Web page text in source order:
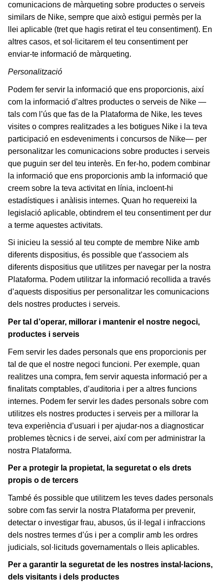
comunicacions de màrqueting sobre productes o serveis
similars de Nike, sempre que això estigui permès per la
llei aplicable (tret que hagis retirat el teu consentiment). En
altres casos, et sol·licitarem el teu consentiment per
enviar-te informació de màrqueting.
Personalització
Podem fer servir la informació que ens proporcionis, així
com la informació d’altres productes o serveis de Nike —
tals com l’ús que fas de la Plataforma de Nike, les teves
visites o compres realitzades a les botigues Nike i la teva
participació en esdeveniments i concursos de Nike— per
personalitzar les comunicacions sobre productes i serveis
que puguin ser del teu interès. En fer-ho, podem combinar
la informació que ens proporcionis amb la informació que
creem sobre la teva activitat en línia, incloent-hi
estadístiques i anàlisis internes. Quan ho requereixi la
legislació aplicable, obtindrem el teu consentiment per dur
a terme aquestes activitats.
Si inicieu la sessió al teu compte de membre Nike amb
diferents dispositius, és possible que t’associem als
diferents dispositius que utilitzes per navegar per la nostra
Plataforma. Podem utilitzar la informació recollida a través
d’aquests dispositius per personalitzar les comunicacions
dels nostres productes i serveis.
Per tal d’operar, millorar i mantenir el nostre negoci,
productes i serveis
Fem servir les dades personals que ens proporcionis per
tal de que el nostre negoci funcioni. Per exemple, quan
realitzes una compra, fem servir aquesta informació per a
finalitats comptables, d’auditoria i per a altres funcions
internes. Podem fer servir les dades personals sobre com
utilitzes els nostres productes i serveis per a millorar la
teva experiència d’usuari i per ajudar-nos a diagnosticar
problemes tècnics i de servei, així com per administrar la
nostra Plataforma.
Per a protegir la propietat, la seguretat o els drets
propis o de tercers
També és possible que utilitzem les teves dades personals
sobre com fas servir la nostra Plataforma per prevenir,
detectar o investigar frau, abusos, ús il·legal i infraccions
dels nostres termes d’ús i per a complir amb les ordres
judicials, sol·licituds governamentals o lleis aplicables.
Per a garantir la seguretat de les nostres instal·lacions,
dels visitants i dels productes